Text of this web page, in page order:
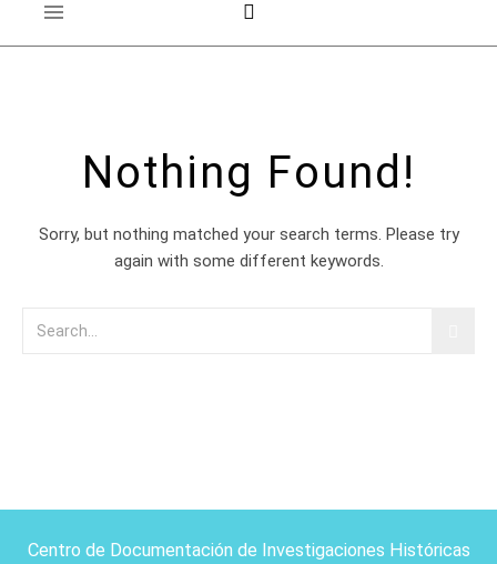
Nothing Found!
Sorry, but nothing matched your search terms. Please try
again with some different keywords.
Centro de Documentación de Investigaciones Históricas